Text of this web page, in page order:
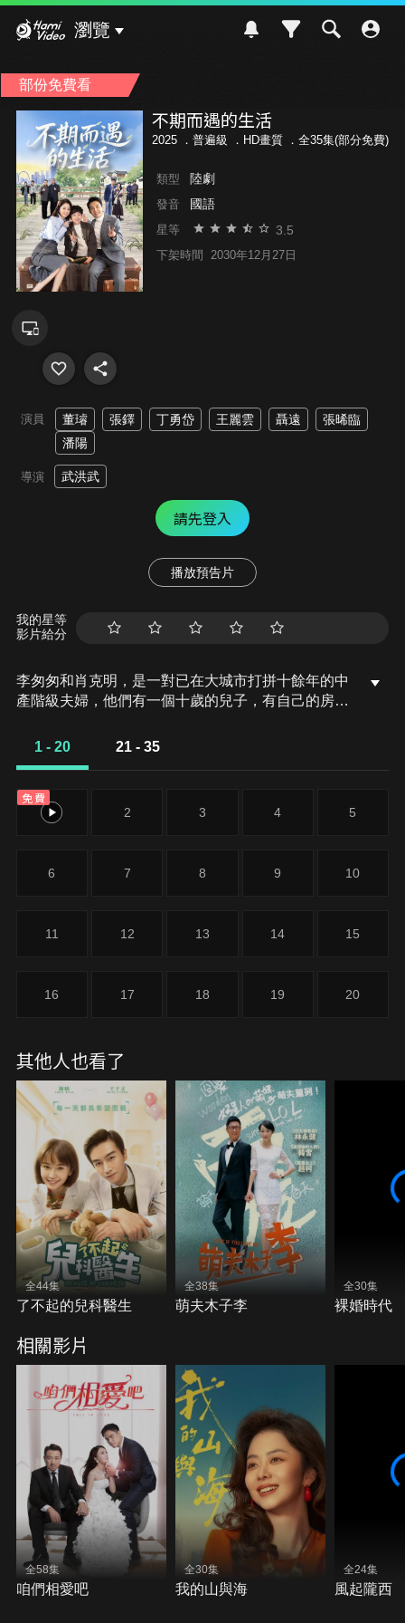
瀏覽
部份免費看
不期而遇的生活
2025 ． 普遍級 ．HD畫質 ．全35集(部分免費)
類型 陸劇
發音 國語
星等 3.5
下架時間 2030年12月27日
演員 董璿 張鐸 丁勇岱 王麗雲 聶遠
張晞臨
潘陽
導演 武洪武
請先登入
播放預告片
我的星等
影片給分
李匆匆和肖克明，是一對已在大城市打拼十餘年的中
產階級夫婦，他們有一個十歲的兒子，有自己的房
市紮下了根。誰知，一場突如其來的變故，一場失敗
晶新婚燕爾，工作和婚姻中都還是新手。程心是才剛
嶄露頭角的年輕設計師，沈晶是畢業不久的職場小
這樣的兩個人，陰差陽錯地住進了同一間房子裡，在
總是不斷做出選擇，卻始終在尋找那個最優解。
1 - 20 21 - 35
免費
1 2 3 4 5
6 7 8 9 10
11 12 13 14 15
16 17 18 19 20
其他人也看了
全44集
了不起的兒科醫生
全38集
萌夫木子李
全30集
裸婚時代
相關影片
全58集
咱們相愛吧
全30集
我的山與海
全24集
風起隴西